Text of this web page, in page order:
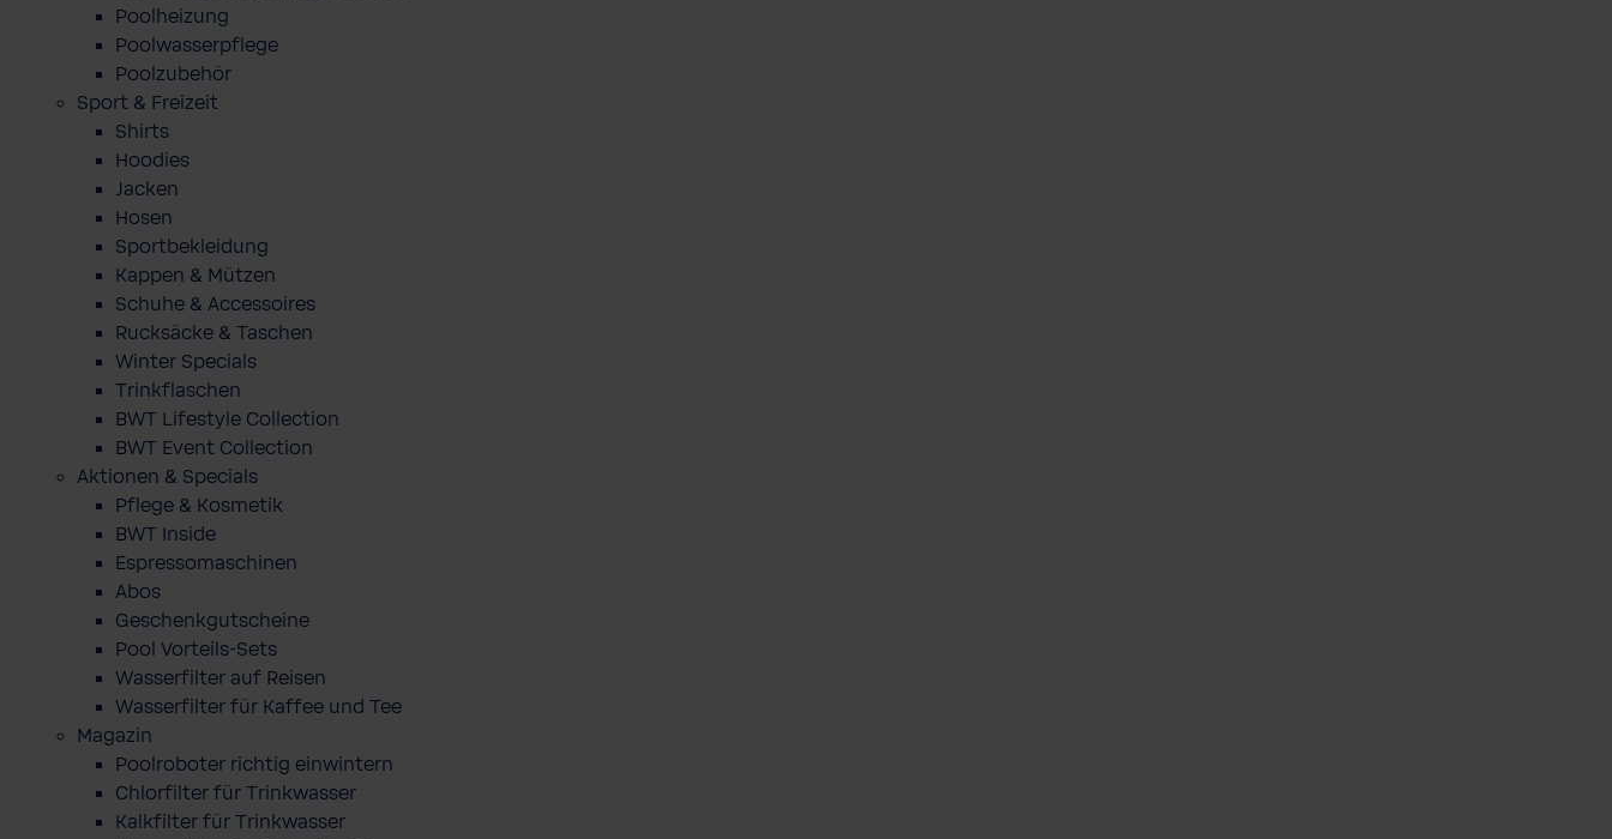
Poolheizung
Poolwasserpflege
Poolzubehör
Sport & Freizeit
Shirts
Hoodies
Jacken
Hosen
Sportbekleidung
Kappen & Mützen
Schuhe & Accessoires
Rucksäcke & Taschen
Winter Specials
Trinkflaschen
BWT Lifestyle Collection
BWT Event Collection
Aktionen & Specials
Pflege & Kosmetik
BWT Inside
Espressomaschinen
Abos
Geschenkgutscheine
Pool Vorteils-Sets
Wasserfilter auf Reisen
Wasserfilter für Kaffee und Tee
Magazin
Poolroboter richtig einwintern
Chlorfilter für Trinkwasser
Kalkfilter für Trinkwasser